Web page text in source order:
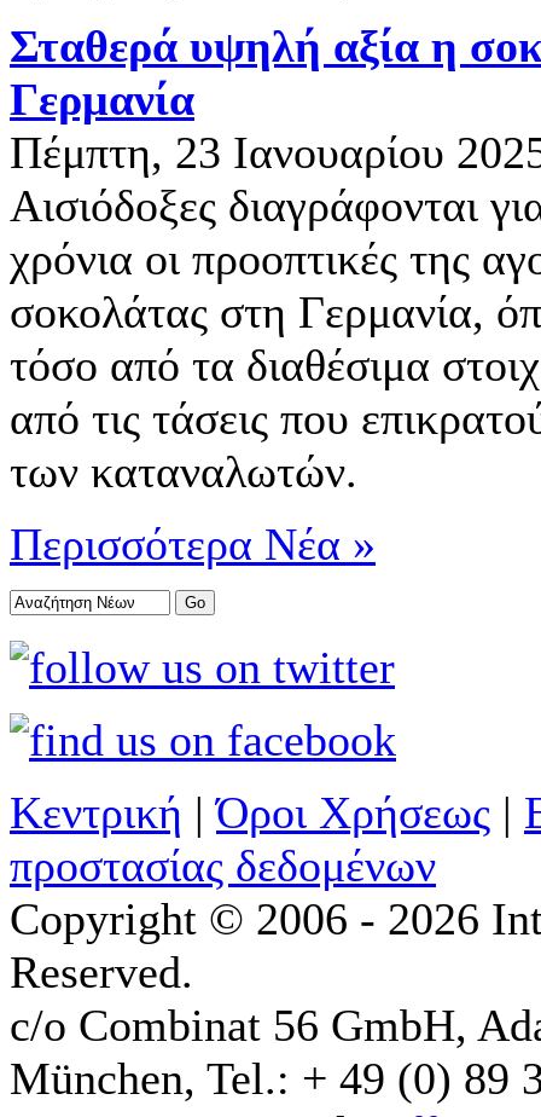
Σταθερά υψηλή αξία η
Γερμανία
Πέμπτη, 23 Ιανουαρίου
Αισιόδοξες διαγράφονται
χρόνια οι προοπτικές της
σοκολάτας στη Γερμανία,
τόσο από τα διαθέσιμα
από τις τάσεις που
των καταναλωτών.
Περισσότερα Νέα »
Κεντρική |Όροι Χρήσεως |
προστασίας δεδομένων
Copyright © 2006 - 2026
Reserved.
c/o Combinat 56 GmbH,
München, Tel.: + 49 (0) 89